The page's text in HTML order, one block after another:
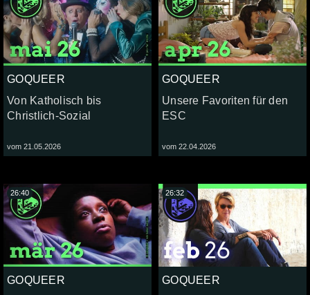
GOQUEER
Von Katholisch bis
Christlich-Sozial
vom 21.05.2026
GOQUEER
Unsere Favoriten für den
ESC
vom 22.04.2026
GOQUEER
26:40
GOQUEER
26:32